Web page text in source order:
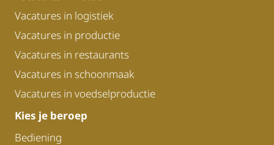
Vacatures in logistiek
Vacatures in productie
Vacatures in restaurants
Vacatures in schoonmaak
Vacatures in voedselproductie
Kies je beroep
Bediening